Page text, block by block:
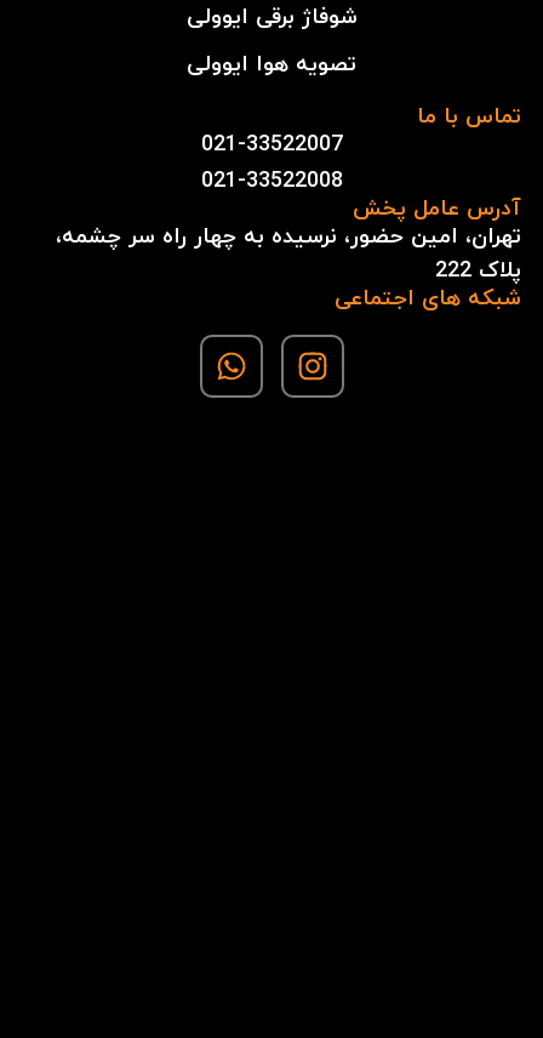
شوفاژ برقی ایوولی
تصویه هوا ایوولی
تماس با ما
021-33522007
021-33522008
آدرس عامل پخش
تهران، امین حضور، نرسیده به چهار راه سر چشمه،
پلاک 222
شبکه های اجتماعی